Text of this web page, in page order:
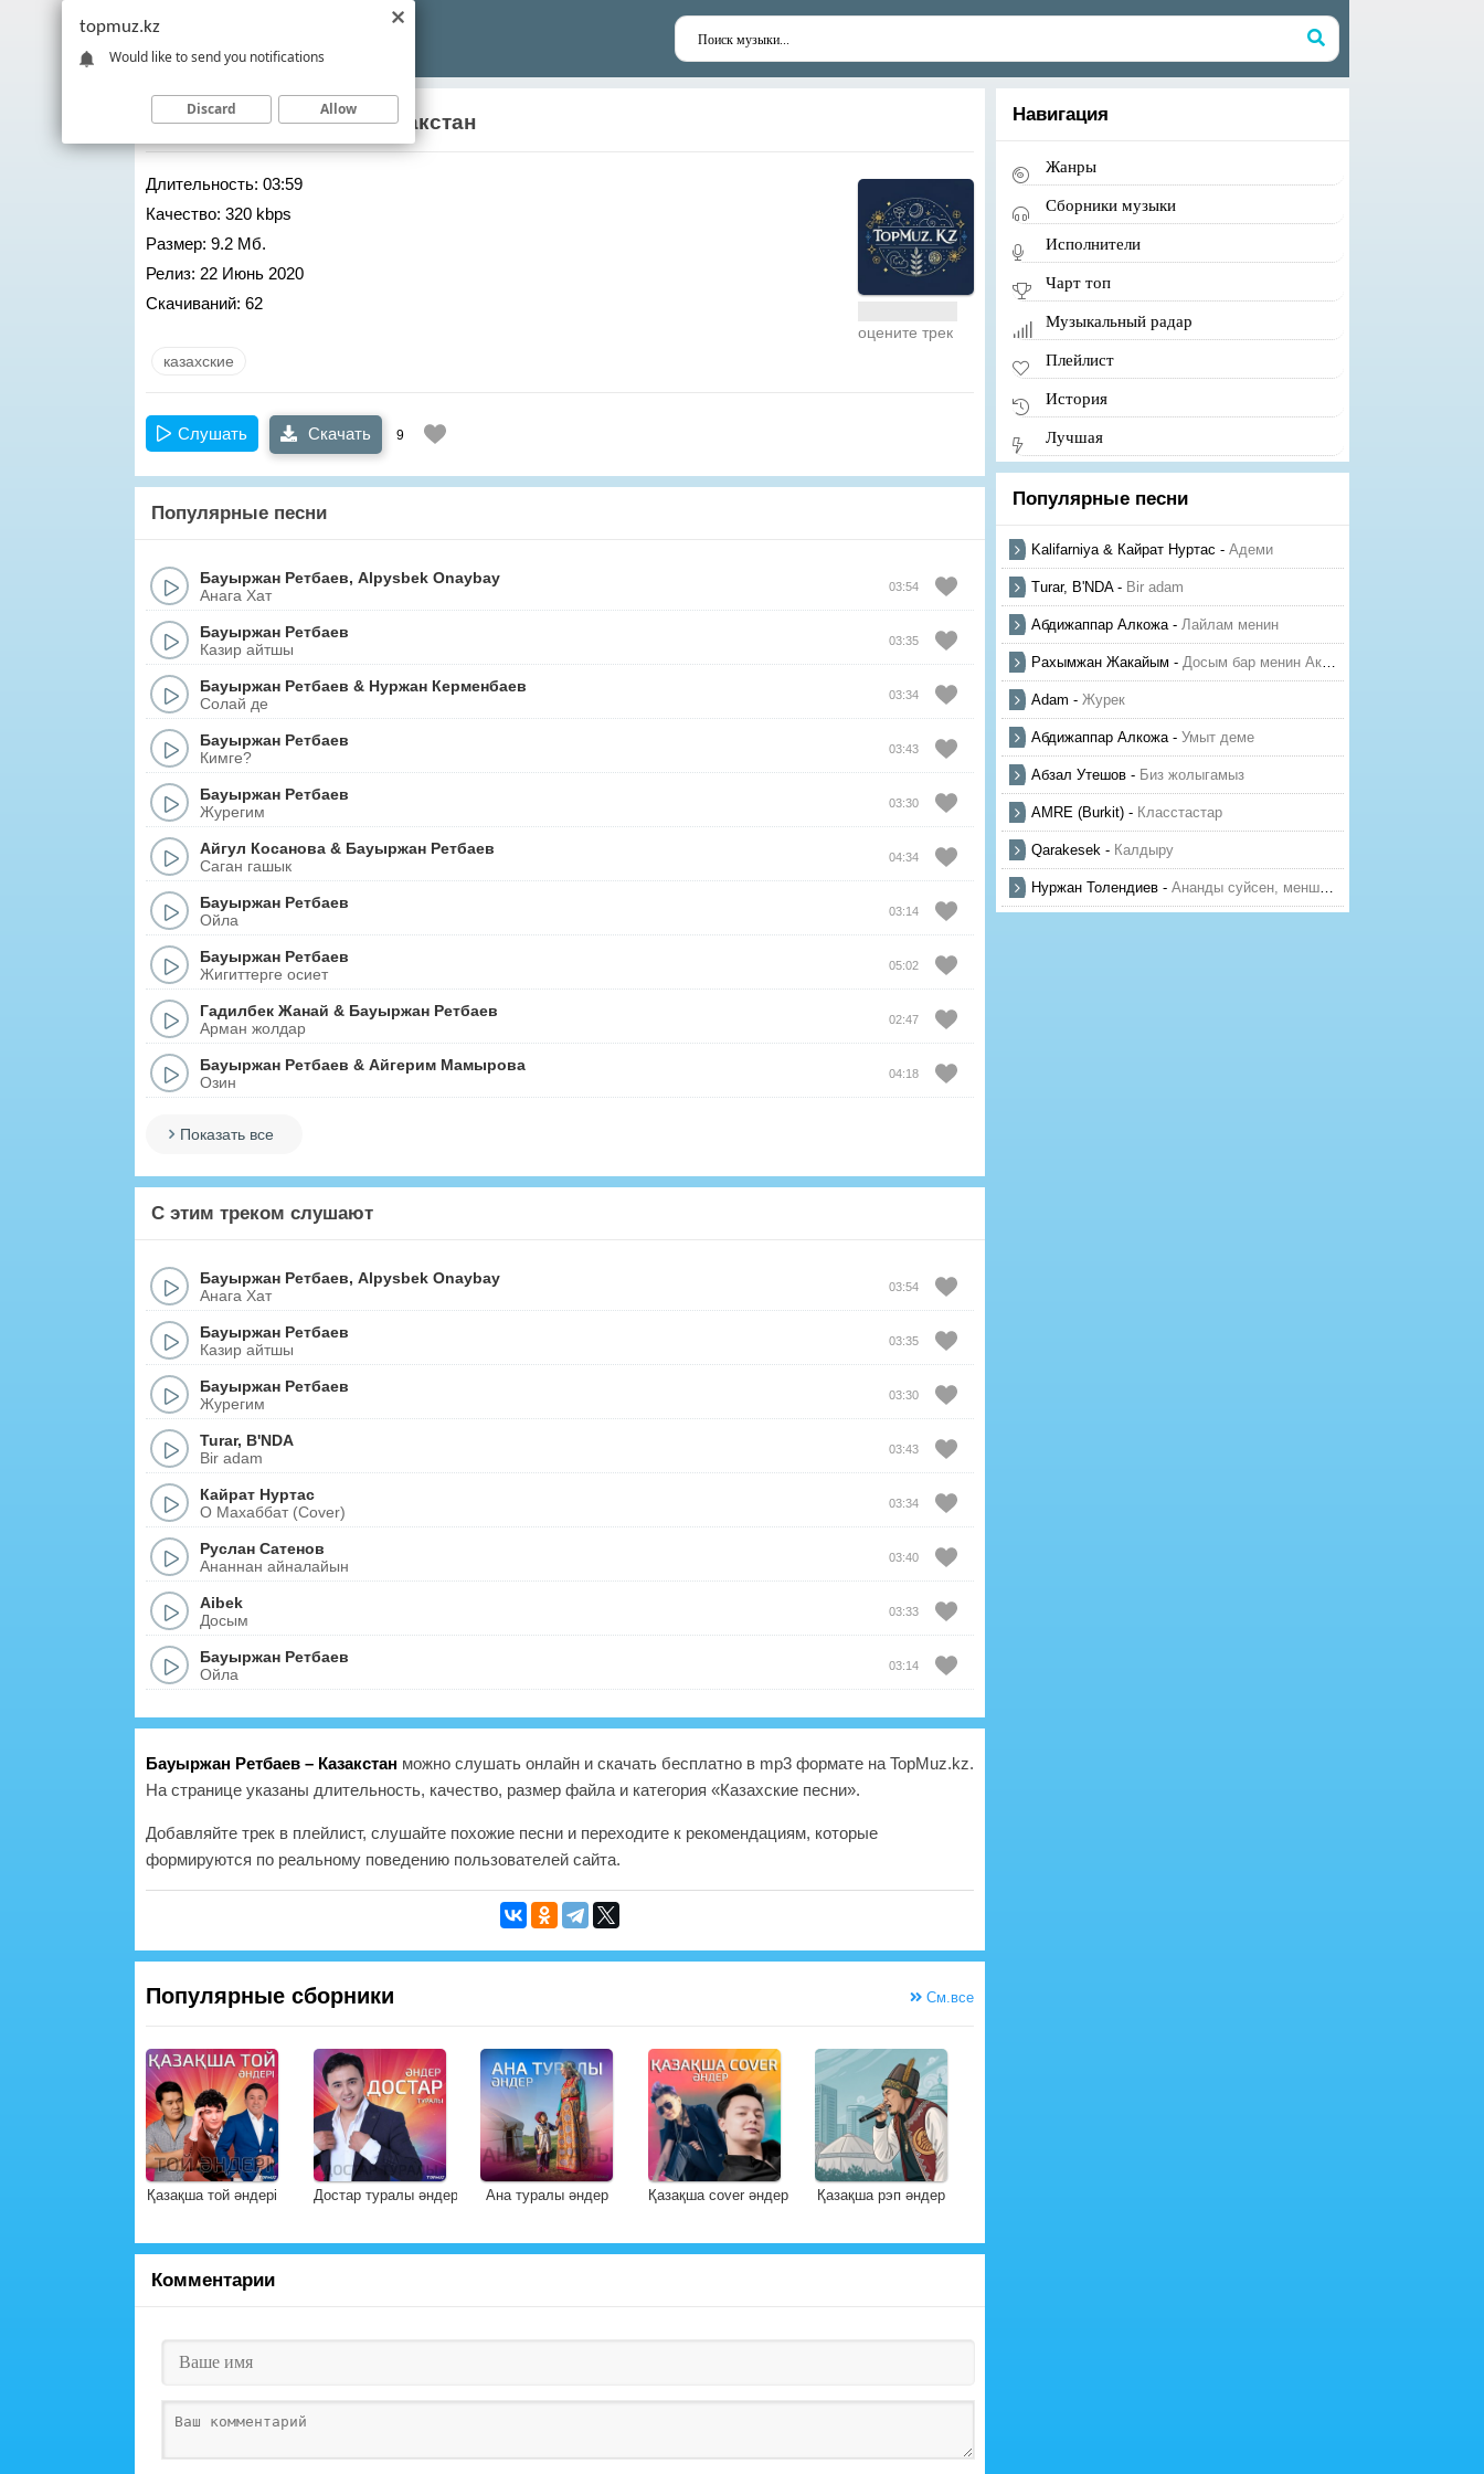
Бауыржан Ретбаев– Казакстан
Длительность: 03:59
Качество: 320 kbps
Размер: 9.2 Мб.
Релиз: 22 Июнь 2020
Скачиваний: 62
оцените трек
казахские
Слушать Скачать 9
Популярные песни
Бауыржан Ретбаев, Alpysbek Onaybay
Анага Хат
03:54
Бауыржан Ретбаев
Казир айтшы
03:35
Бауыржан Ретбаев & Нуржан Керменбаев
Солай де
03:34
Бауыржан Ретбаев
Кимге?
03:43
Бауыржан Ретбаев
Журегим
03:30
Айгул Косанова & Бауыржан Ретбаев
Саган гашык
04:34
Бауыржан Ретбаев
Ойла
03:14
Бауыржан Ретбаев
Жигиттерге осиет
05:02
Гадилбек Жанай & Бауыржан Ретбаев
Арман жолдар
02:47
Бауыржан Ретбаев & Айгерим Мамырова
Озин
04:18
Показать все
С этим треком слушают
Бауыржан Ретбаев, Alpysbek Onaybay
Анага Хат
03:54
Бауыржан Ретбаев
Казир айтшы
03:35
Бауыржан Ретбаев
Журегим
03:30
Turar, B'NDA
Bir adam
03:43
Кайрат Нуртас
О Махаббат (Cover)
03:34
Руслан Сатенов
Ананнан айналайын
03:40
Aibek
Досым
03:33
Бауыржан Ретбаев
Ойла
03:14
Бауыржан Ретбаев – Казакстан можно слушать онлайн и скачать бесплатно в mp3 формате на TopMuz.kz.
На странице указаны длительность, качество, размер файла и категория «Казахские песни».
Добавляйте трек в плейлист, слушайте похожие песни и переходите к рекомендациям, которые
формируются по реальному поведению пользователей сайта.
Популярные сборники См.все
Қазақша той әндері Достар туралы әндер Ана туралы әндер Қазақша cover әндер Қазақша рэп әндер
Комментарии
Навигация
Жанры
Сборники музыки
Исполнители
Чарт топ
Музыкальный радар
Плейлист
История
Лучшая
Популярные песни
Kalifarniya & Кайрат Нуртас - Адеми
Turar, B'NDA- Bir adam
Абдижаппар Алкожа- Лайлам менин
Рахымжан Жакайым - Досым бар менин Актауда
Adam - Журек
Абдижаппар Алкожа- Умыт деме
Абзал Утешов - Биз жолыгамыз
AMRE (Burkit) - Класстастар
Qarakesek - Калдыру
Нуржан Толендиев - Ананды суйсен, менше суй
topmuz.kz
Would like to send you notifications
Discard Allow